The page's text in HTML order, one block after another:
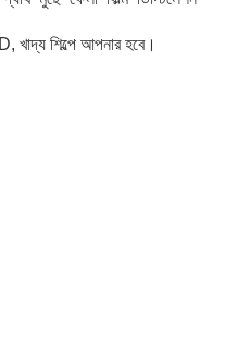
খাদ্য শিল্পে আপনার হবে।